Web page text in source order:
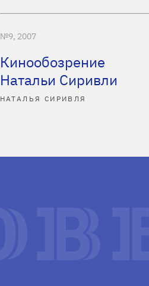
№9, 2007
Кинообозрение
Натальи Сиривли
НАТАЛЬЯ СИРИВЛЯ